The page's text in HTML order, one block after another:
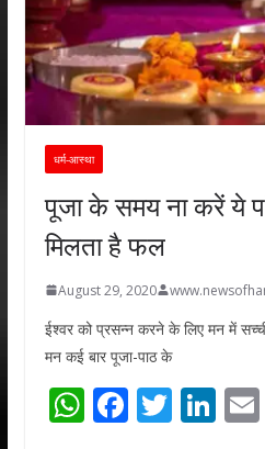
धर्म-आस्था
पूजा के समय ना करें ये
मिलता है फल
August 29, 2020
ईश्वर को प्रसन्न करने के लिए मन में सच्ची
मन कई बार पूजा-पाठ के
W F T Li